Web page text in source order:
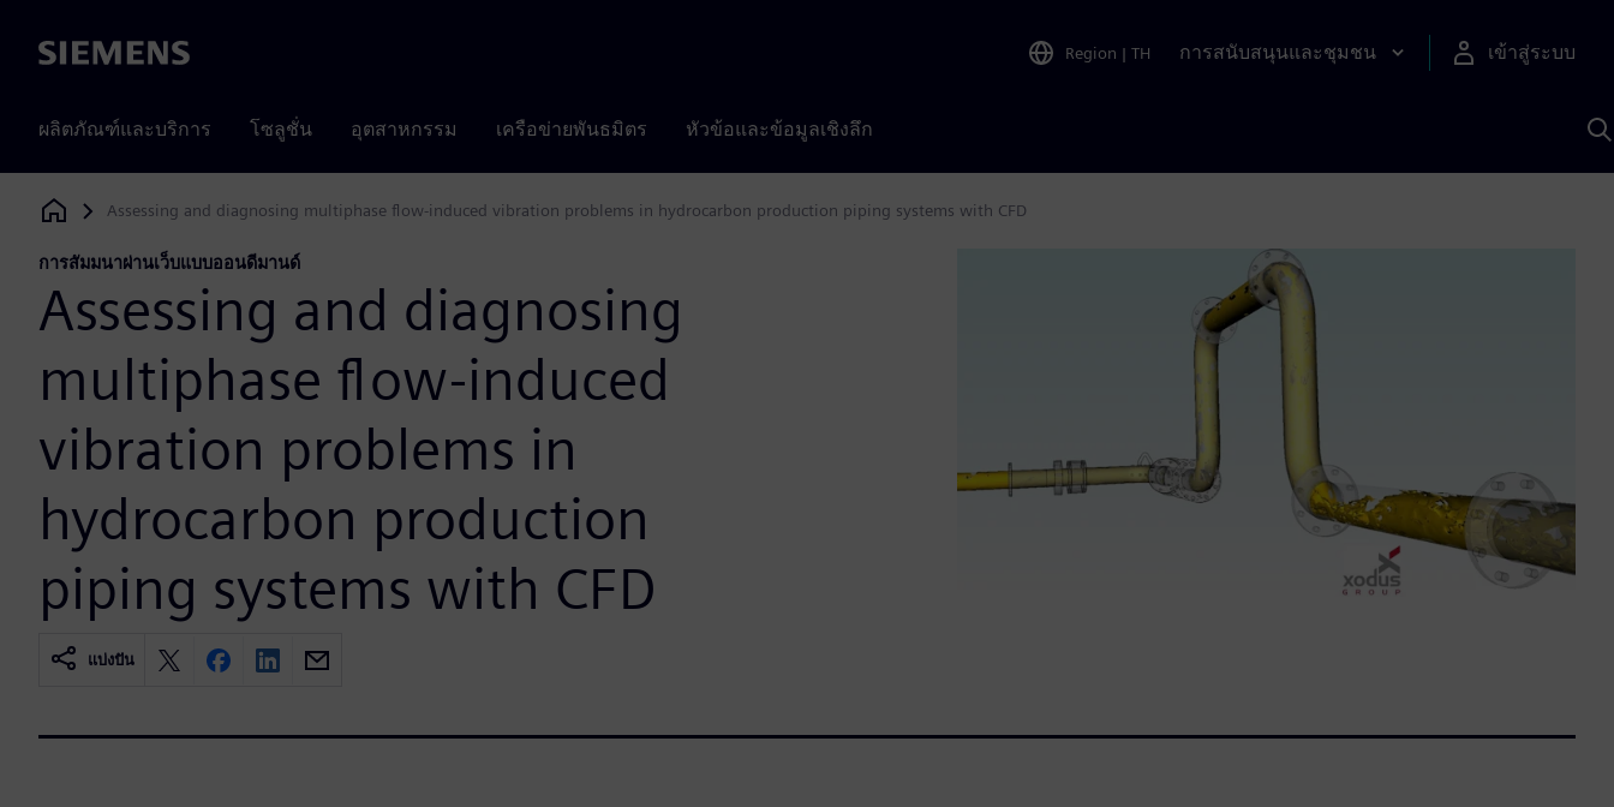
Siemens Region | TH การสนับสนุนและชุมชน เข้าสู่ระบบ
ผลิตภัณฑ์และบริการ โซลูชั่น อุตสาหกรรม เครือข่ายพันธมิตร หัวข้อและข้อมูลเชิงลึก
Siemens Digital Industries Software
Assessing and diagnosing multiphase flow-induced vibration problems in hydrocarbon production piping systems with CFD
การสัมมนาผ่านเว็บแบบออนดีมานด์
Assessing and diagnosing
multiphase flow-induced
vibration problems in
hydrocarbon production
piping systems with CFD
แบ่งปัน